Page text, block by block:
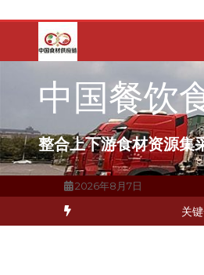
容
中国餐饮
整合上下游食材资源集
2026年8月7日
，冷链配送如何打通关键一环 北京餐